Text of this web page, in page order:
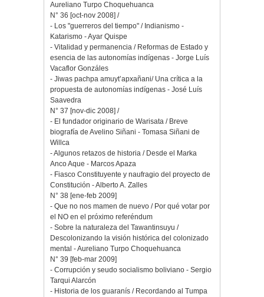
Aureliano Turpo Choquehuanca
N° 36 [oct-nov 2008] /
- Los "guerreros del tiempo" / Indianismo -
Katarismo - Ayar Quispe
- Vitalidad y permanencia / Reformas de Estado y
esencia de las autonomías indígenas - Jorge Luís
Vacaflor Gonzáles
- Jiwas pachpa amuyt’apxañani/ Una crítica a la
propuesta de autonomías indígenas - José Luís
Saavedra
N° 37 [nov-dic 2008] /
- El fundador originario de Warisata / Breve
biografía de Avelino Siñani - Tomasa Siñani de
Willca
- Algunos retazos de historia / Desde el Marka
Anco Aque - Marcos Apaza
- Fiasco Constituyente y naufragio del proyecto de
Constitución - Alberto A. Zalles
N° 38 [ene-feb 2009]
- Que no nos mamen de nuevo / Por qué votar por
el NO en el próximo referéndum
- Sobre la naturaleza del Tawantinsuyu /
Descolonizando la visión histórica del colonizado
mental - Aureliano Turpo Choquehuanca
N° 39 [feb-mar 2009]
- Corrupción y seudo socialismo boliviano - Sergio
Tarqui Alarcón
- Historia de los guaranís / Recordando al Tumpa